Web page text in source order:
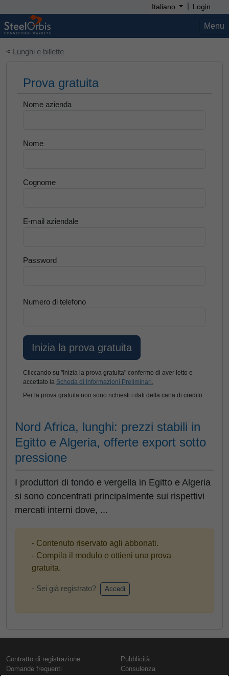
Italiano | Login
Menu
< Lunghi e billette
Prova gratuita
Nome azienda
Nome
Cognome
E-mail aziendale
Password
Numero di telefono
Cliccando su "Inizia la prova gratuita" confermo di aver letto e
accettato la Scheda di Informazioni Preliminari.
Per la prova gratuita non sono richiesti i dati della carta di credito.
Nord Africa, lunghi: prezzi stabili in
Egitto e Algeria, offerte export sotto
pressione
I produttori di tondo e vergella in Egitto e Algeria
si sono concentrati principalmente sui rispettivi
mercati interni dove, ...
- Contenuto riservato agli abbonati.
- Compila il modulo e ottieni una prova
gratuita.
- Sei già registrato? Accedi
Contratto di registrazione
Domande frequenti
Pubblicità
Consulenza